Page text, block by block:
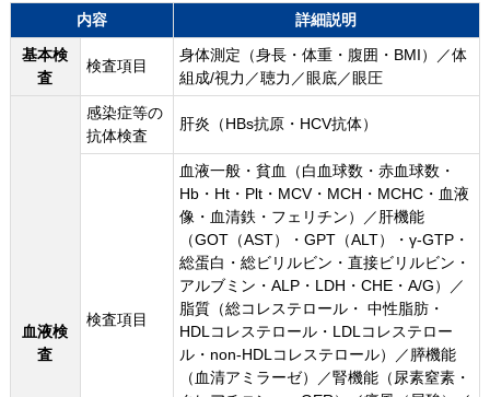
内容
詳細説明
基本検
査
検査項目
身体測定（身長・体重・腹囲・BMI）／体
組成/視力／聴力／眼底／眼圧
血液検
査
感染症等の
抗体検査
肝炎（HBs抗原・HCV抗体）
検査項目
血液一般・貧血（白血球数・赤血球数・
Hb・Ht・Plt・MCV・MCH・MCHC・血液
像・血清鉄・フェリチン）／肝機能
（GOT（AST）・GPT（ALT）・γ-GTP・
総蛋白・総ビリルビン・直接ビリルビン・
アルブミン・ALP・LDH・CHE・A/G）／
脂質（総コレステロール・ 中性脂肪・
HDLコレステロール・LDLコレステロー
ル・non‐HDLコレステロール）／膵機能
（血清アミラーゼ）／腎機能（尿素窒素・